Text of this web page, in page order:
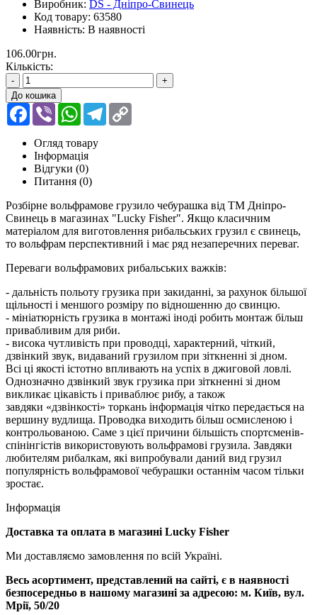
Виробник: DS - Дніпро-Свинець
Код товару: 63580
Наявність: В наявності
106.00грн.
Кількість:
-
+
До кошика
Facebook
Viber WhatsApp
Telegram
Огляд товару
Інформація
Відгуки (0)
Питання (0)
Розбірне вольфрамове грузило чебурашка від ТМ Дніпро-
Свинець в магазинах "Lucky Fisher". Якщо класичним
матеріалом для виготовлення рибальських грузил є свинець,
то вольфрам перспективний і має ряд незаперечних переваг.
Переваги вольфрамових рибальських важків:
- дальність польоту грузика при закиданні, за рахунок більшої
щільності і меншого розміру по відношенню до свинцю.
- мініатюрність грузика в монтажі іноді робить монтаж більш
привабливим для риби.
- висока чутливість при проводці, характерний, чіткий,
дзвінкий звук, видаваний грузилом при зіткненні зі дном.
Всі ці якості істотно впливають на успіх в джиговой ловлі.
Однозначно дзвінкий звук грузика при зіткненні зі дном
викликає цікавість і приваблює рибу, а також
завдяки «дзвінкості» торкань інформація чітко передається на
вершину вудлища. Проводка виходить більш осмисленою і
контрольованою. Саме з цієї причини більшість спортсменів-
спінінгістів використовують вольфрамові грузила. Завдяки
любителям рибалкам, які випробували даний вид грузил
популярність вольфрамової чебурашки останнім часом тільки
зростає.
Інформація
Доставка та оплата в магазині Lucky Fisher
Ми доставляємо замовлення по всій Україні.
Весь асортимент, представлений на сайті, є в наявності
безпосередньо в нашому магазині за адресою: м. Київ, вул.
Мрії, 50/20